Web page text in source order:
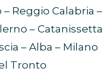
Reggio Calabria –
– Catanissetta
– Alba – Milano
Tronto